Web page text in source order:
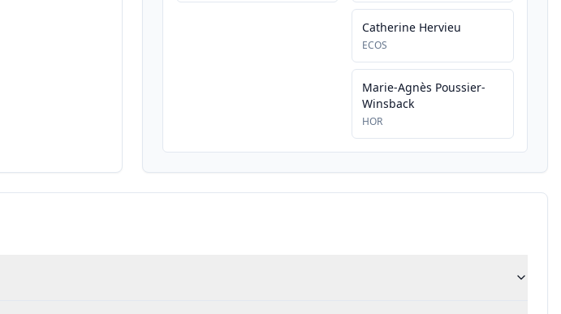
Catherine Hervieu
ECOS
Marie-Agnès Poussier-
Winsback
HOR